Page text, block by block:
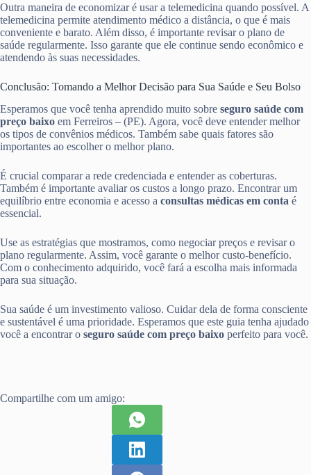
Outra maneira de economizar é usar a telemedicina quando possível. A
telemedicina permite atendimento médico a distância, o que é mais
conveniente e barato. Além disso, é importante revisar o plano de
saúde regularmente. Isso garante que ele continue sendo econômico e
atendendo às suas necessidades.
Conclusão: Tomando a Melhor Decisão para Sua Saúde e Seu Bolso
Esperamos que você tenha aprendido muito sobre seguro saúde com
preço baixo em Ferreiros – (PE). Agora, você deve entender melhor
os tipos de convênios médicos. Também sabe quais fatores são
importantes ao escolher o melhor plano.
É crucial comparar a rede credenciada e entender as coberturas.
Também é importante avaliar os custos a longo prazo. Encontrar um
equilíbrio entre economia e acesso a consultas médicas em conta é
essencial.
Use as estratégias que mostramos, como negociar preços e revisar o
plano regularmente. Assim, você garante o melhor custo-benefício.
Com o conhecimento adquirido, você fará a escolha mais informada
para sua situação.
Sua saúde é um investimento valioso. Cuidar dela de forma consciente
e sustentável é uma prioridade. Esperamos que este guia tenha ajudado
você a encontrar o seguro saúde com preço baixo perfeito para você.
Compartilhe com um amigo: